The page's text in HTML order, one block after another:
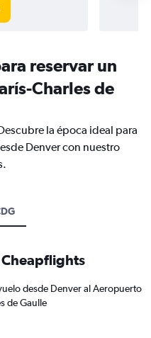
reservar un
Charles de
la época ideal para
Denver con nuestro
desde Denver al Aeropuerto
de Gaulle